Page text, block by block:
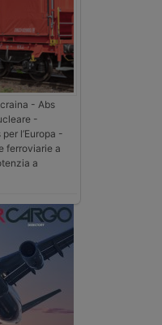
- Abs
-
l’Europa -
ferroviarie a
a